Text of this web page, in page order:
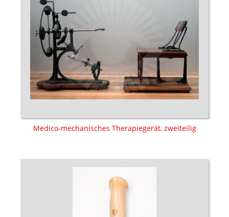
Medico-mechanisches Therapiegerät, zweiteilig